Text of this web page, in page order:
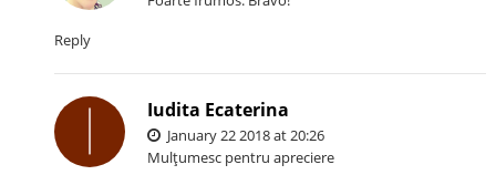
Reply
Iudita Ecaterina
January 22 2018 at 20:26
Mulţumesc pentru apreciere